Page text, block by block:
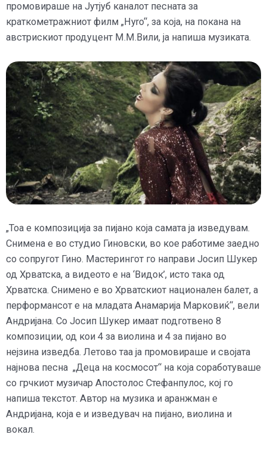
промовираше на Јутјуб каналот песната за
краткометражниот филм „Hyro“, за која, на покана на
австрискиот продуцент М.М.Вили, ја напиша музиката.
„Тоа е композиција за пијано која самата ја изведувам.
Снимена е во студио Гиновски, во кое работиме заедно
со сопругот Гино. Мастерингот го направи Јосип Шукер
од Хрватска, а видеото е на ‘Видок’, исто така од
Хрватска. Снимено е во Хрватскиот национален балет, а
перформансот е на младата Анамарија Марковиќ“, вели
Андријана. Со Јосип Шукер имаат подготвено 8
композиции, од кои 4 за виолина и 4 за пијано во
нејзина изведба. Летово таа ја промовираше и својата
најнова песна „Деца на космосот“ на која соработуваше
со грчкиот музичар Апостолос Стефанпулос, кој го
напиша текстот. Автор на музика и аранжман е
Андријана, која е и изведувач на пијано, виолина и
вокал.